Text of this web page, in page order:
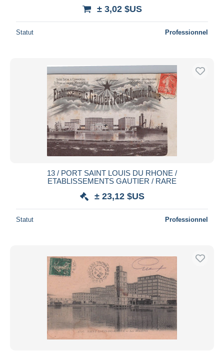
± 3,02 $US
Statut Professionnel
13 / PORT SAINT LOUIS DU RHONE /
ETABLISSEMENTS GAUTIER / RARE
± 23,12 $US
Statut Professionnel